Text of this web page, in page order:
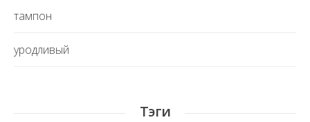
тампон
уродливый
Тэги